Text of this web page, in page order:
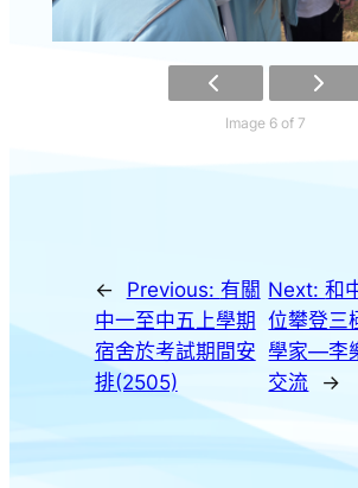
Image 6 of 7
← Previous: 有關
中一至中五上學期
宿舍於考試期間安
排(2505)
Next:和
位攀登三
學家—李
交流
→